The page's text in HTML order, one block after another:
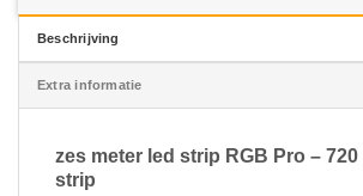
Beschrijving
Extra informatie
zes meter led strip RGB Pro –
strip